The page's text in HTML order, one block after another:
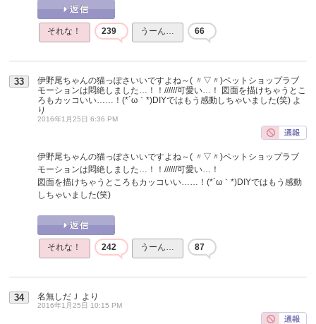
それな！ 239 うーん… 66
33
伊野尾ちゃんの猫っぽさいいですよね～( 〃▽〃)ペットショップラブ
モーションは悶絶しました…！！//////可愛い…！ 図面を描けちゃうとこ
ろもカッコいい……！(*´ω｀*)DIYではもう感動しちゃいました(笑) よ
り
2016年1月25日 6:36 PM
伊野尾ちゃんの猫っぽさいいですよね～( 〃▽〃)ペットショップラブ
モーションは悶絶しました…！！//////可愛い…！
図面を描けちゃうところもカッコいい……！(*´ω｀*)DIYではもう感動
しちゃいました(笑)
それな！ 242 うーん… 87
34 名無しだＪ より
2016年1月25日 10:15 PM